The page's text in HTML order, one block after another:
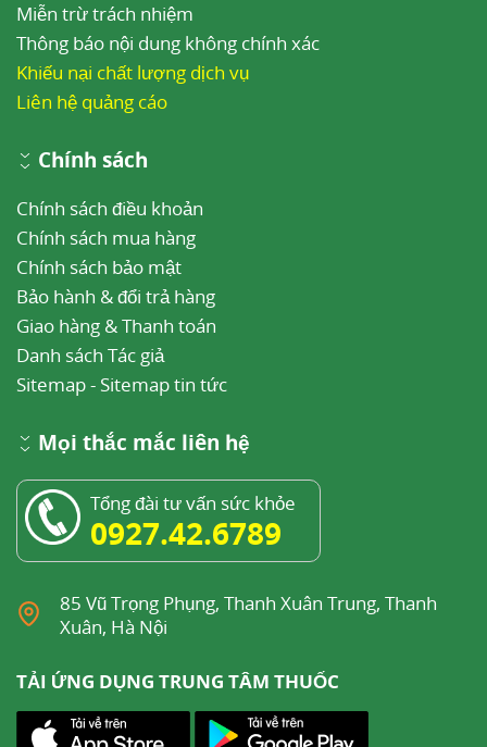
Miễn trừ trách nhiệm
Thông báo nội dung không chính xác
Khiếu nại chất lượng dịch vụ
Liên hệ quảng cáo
Chính sách
Chính sách điều khoản
Chính sách mua hàng
Chính sách bảo mật
Bảo hành & đổi trả hàng
Giao hàng & Thanh toán
Danh sách Tác giả
Sitemap- Sitemap tin tức
Mọi thắc mắc liên hệ
Tổng đài tư vấn sức khỏe
0927.42.6789
85 Vũ Trọng Phụng, Thanh Xuân Trung, Thanh
Xuân, Hà Nội
TẢI ỨNG DỤNG TRUNG TÂM THUỐC